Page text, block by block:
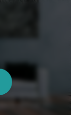
Show.